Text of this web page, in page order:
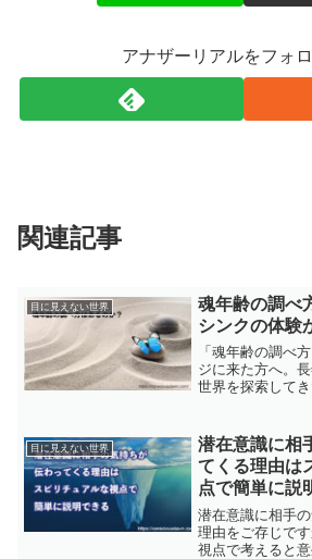
アナザーリアルをフォ
関連記事
目に見えない世界
魂年齢の調べ
シンクの体験
「魂年齢の調べ
ジに来た方へ。
世界を探索して
いか、という視
す。
目に見えない世界
潜在意識に相
てくる理由は
点で簡単に説
潜在意識に相手
理由をご存じで
視点で考えると